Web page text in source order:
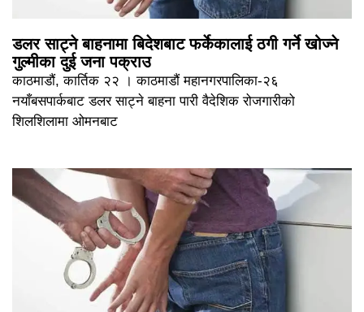
डलर साट्ने बाहनामा बिदेशबाट फर्केकालाई ठगी गर्ने खोज्ने
गुल्मीका दुई जना पक्राउ
काठमाडौं, कार्तिक २२ । काठमाडौं महानगरपालिका-२६
नयाँबसपार्कबाट डलर साट्ने बाहना पारी वैदेशिक रोजगारीको
शिलशिलामा ओमनबाट